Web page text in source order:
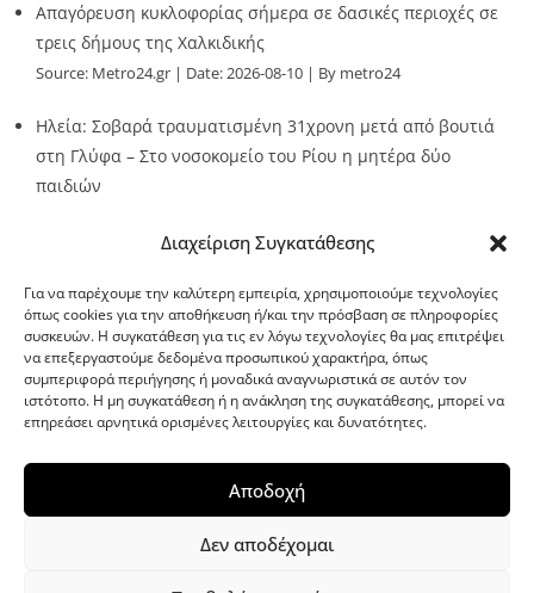
Διαχείριση Συγκατάθεσης
Για να παρέχουμε την καλύτερη εμπειρία, χρησιμοποιούμε τεχνολογίες
όπως cookies για την αποθήκευση ή/και την πρόσβαση σε πληροφορίες
συσκευών. Η συγκατάθεση για τις εν λόγω τεχνολογίες θα μας επιτρέψει
να επεξεργαστούμε δεδομένα προσωπικού χαρακτήρα, όπως
συμπεριφορά περιήγησης ή μοναδικά αναγνωριστικά σε αυτόν τον
ιστότοπο. Η μη συγκατάθεση ή η ανάκληση της συγκατάθεσης, μπορεί να
επηρεάσει αρνητικά ορισμένες λειτουργίες και δυνατότητες.
Αποδοχή
Δεν αποδέχομαι
Απαγόρευση κυκλοφορίας σήμερα σε δασικές περιοχές σε
τρεις δήμους της Χαλκιδικής
Source: Metro24.gr Date: 2026-08-10 By metro24
Ηλεία: Σοβαρά τραυματισμένη 31χρονη μετά από βουτιά
στη Γλύφα – Στο νοσοκομείο του Ρίου η μητέρα δύο
παιδιών
G-point.gr